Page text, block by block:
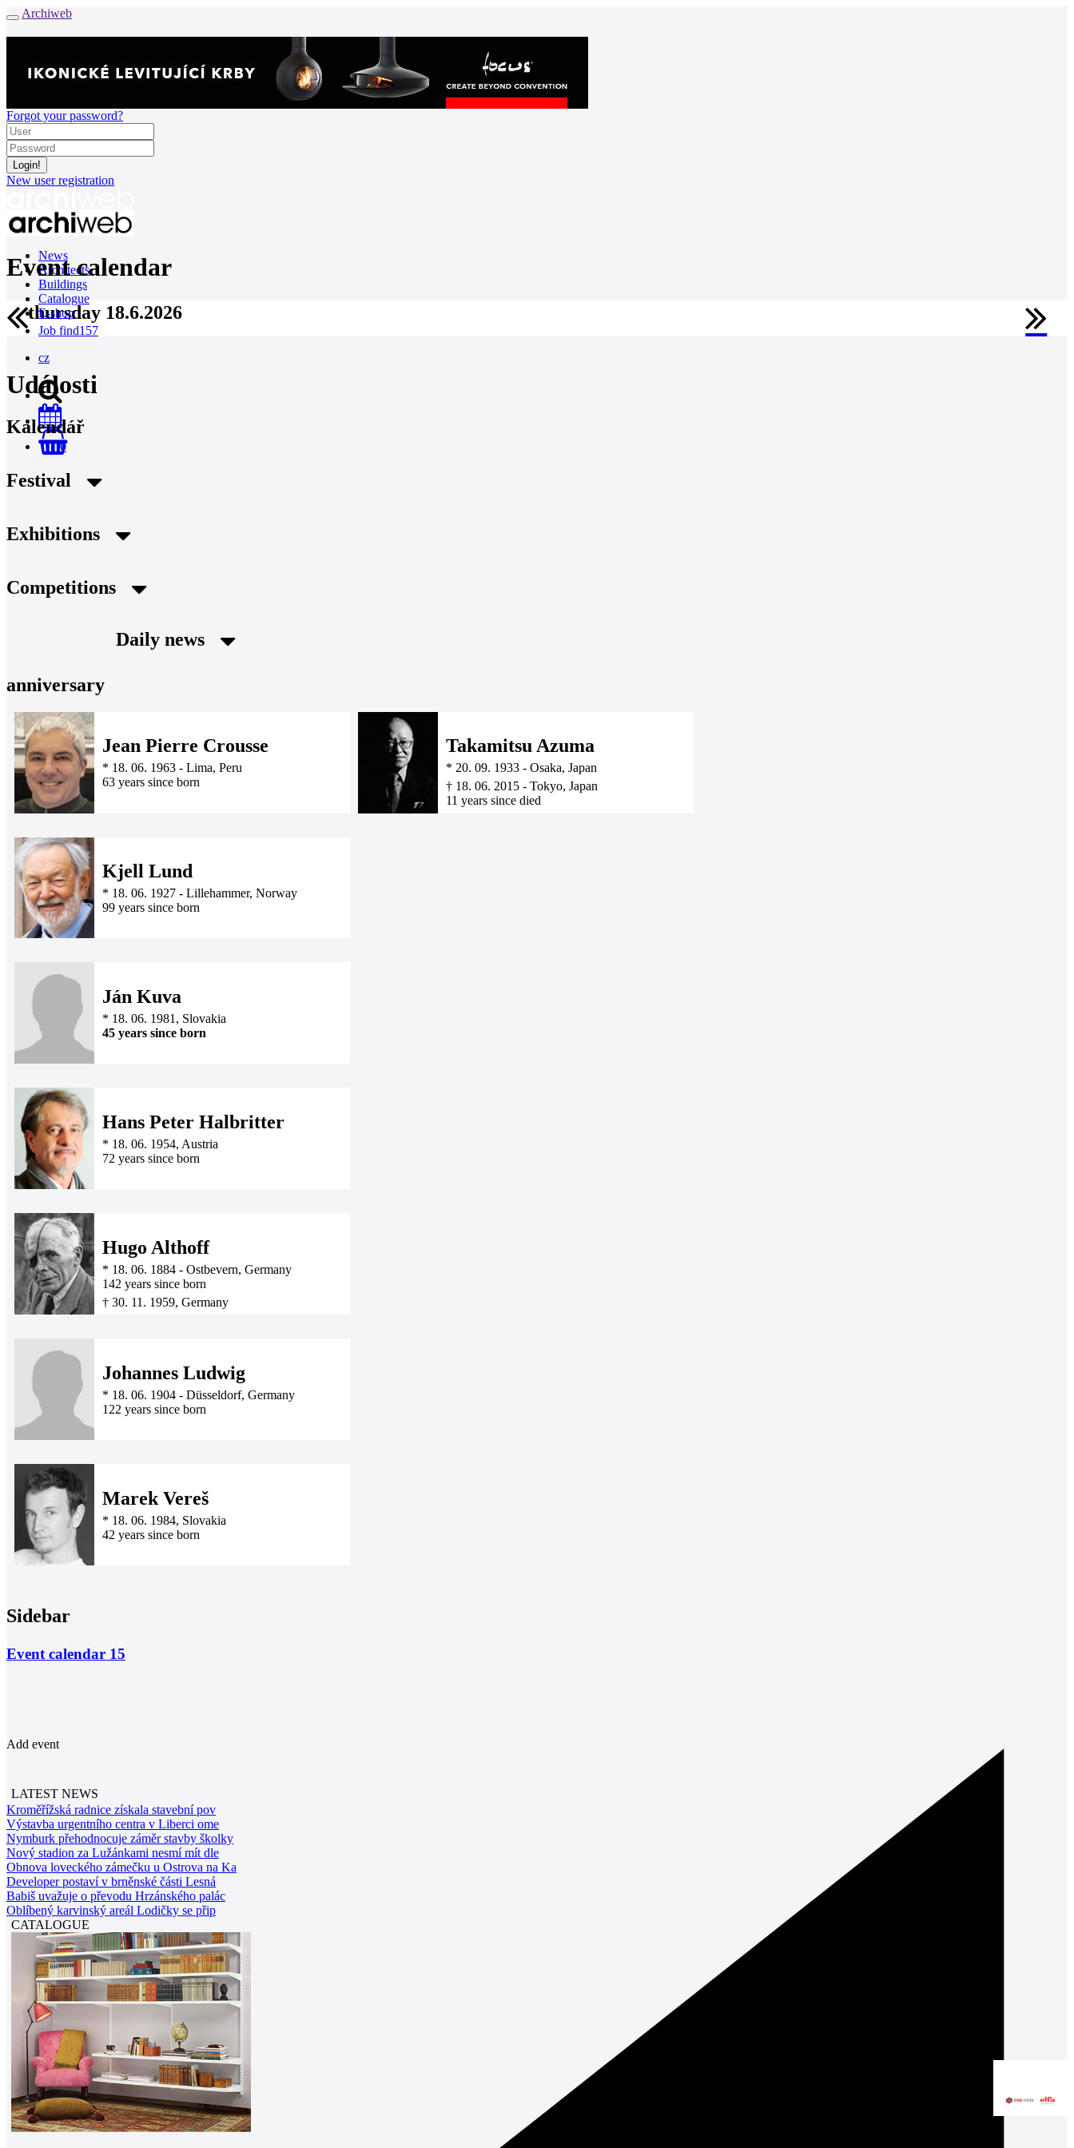
Archiweb
Forgot your password?
New user registration
News
Architects
Buildings
Catalogue
E-shop
Job find157
cz
0
Event calendar
thursday 18.6.2026
Události
Kalendář
Festival
Exhibitions
Competitions
Daily news
anniversary
Jean Pierre Crousse
* 18. 06. 1963 - Lima, Peru
63 years since born
Takamitsu Azuma
* 20. 09. 1933 - Osaka, Japan
† 18. 06. 2015 - Tokyo, Japan
11 years since died
Kjell Lund
* 18. 06. 1927 - Lillehammer, Norway
99 years since born
Ján Kuva
* 18. 06. 1981 , Slovakia
45 years since born
Hans Peter Halbritter
* 18. 06. 1954, Austria
72 years since born
Hugo Althoff
* 18. 06. 1884 - Ostbevern, Germany
142 years since born
† 30. 11. 1959, Germany
Johannes Ludwig
* 18. 06. 1904 - Düsseldorf, Germany
122 years since born
Marek Vereš
* 18. 06. 1984, Slovakia
42 years since born
Sidebar
Event calendar 15
Add event
LATEST NEWS
Kroměřížská radnice získala stavební pov
Výstavba urgentního centra v Liberci ome
Nymburk přehodnocuje záměr stavby školky
Nový stadion za Lužánkami nesmí mít dle
Obnova loveckého zámečku u Ostrova na Ka
Developer postaví v brněnské části Lesná
Babiš uvažuje o převodu Hrzánského palác
Oblíbený karvinský areál Lodičky se přip
CATALOGUE